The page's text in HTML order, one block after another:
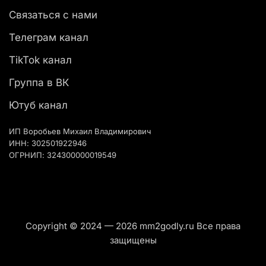
Связаться с нами
Телеграм канал
TikTok канал
Группа в ВК
Ютуб канал
ИП Воробьев Михаил Владимирович
ИНН: 302501922946
ОГРНИП: 324300000019549
Copyright © 2024 — 2026 mm2godly.ru Все права
защищены